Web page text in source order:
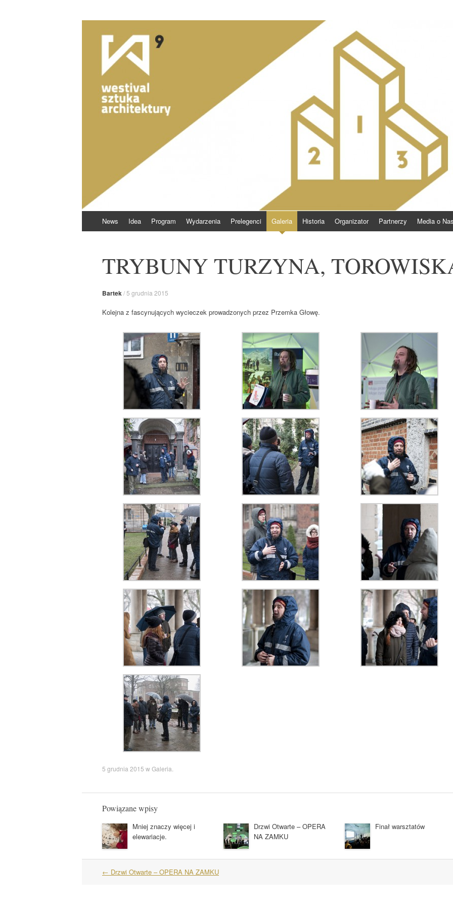
Skocz
do
News Idea Program Wydarzenia Prelegenci Galeria Historia Organizator Partnerzy Media o
TRYBUNY TURZYNA,
Bartek/ 5 grudnia 2015
Kolejna z fascynujących wycieczek prowadzonych przez Przemka Głowę.
5 grudnia 2015 wGaleria
Powiązane wpisy
Mniej znaczy więcej i
elewariacje.
Drzwi Otwarte – OPERA
NA ZAMKU
Finał warsztatów
Nawigacja
← Drzwi Otwarte – OPERA NA ZAMKU